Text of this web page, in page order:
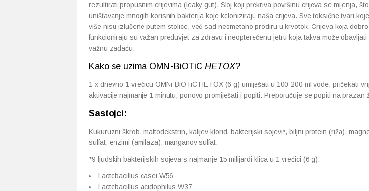
rezultirati propusnim crijevima (leaky gut). Sloj koji prekriva površinu crijeva se mijenja,
uništavanje mnogih korisnih bakterija koje koloniziraju naša crijeva. Sve toksične tvari
više nisu izlučene putem stolice, već sad nesmetano prodiru u krvotok. Crijeva koja dobro
funkcioniraju su važan preduvjet za zdravu i neopterećenu jetru koja takva može obavljati
važnu zadaću.
Kako se uzima OMNi-BiOTiC HETOX?
1 x dnevno 1 vrećicu OMNi-BiOTiC HETOX (6 g) umiješati u 100-200 ml vode, pričekati
aktivacije najmanje 1 minutu, ponovo promiješati i popiti. Preporučuje se popiti na prazan
Sastojci:
Kukuruzni škrob, maltodekstrin, kalijev klorid, bakterijski sojevi*, biljni protein (riža),
sulfat, enzimi (amilaza), manganov sulfat.
*9 ljudskih bakterijskih sojeva s najmanje 15 milijardi klica u 1 vrećici (6 g):
Lactobacillus casei W56
Lactobacillus acidophilus W37